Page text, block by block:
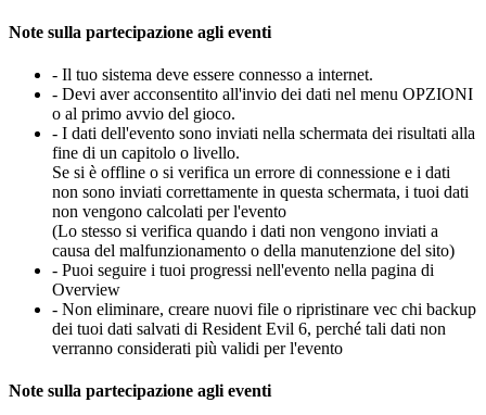
Note sulla partecipazione agli eventi
- Il tuo sistema deve essere connesso a internet.
- Devi aver acconsentito all'invio dei dati nel menu OPZIONI
o al primo avvio del gioco.
- I dati dell'evento sono inviati nella schermata dei risultati alla
fine di un capitolo o livello.
Se si è offline o si verifica un errore di connessione e i dati
non sono inviati correttamente in questa schermata, i tuoi dati
non vengono calcolati per l'evento
(Lo stesso si verifica quando i dati non vengono inviati a
causa del malfunzionamento o della manutenzione del sito)
- Puoi seguire i tuoi progressi nell'evento nella pagina di
Overview
- Non eliminare, creare nuovi file o ripristinare vec chi backup
dei tuoi dati salvati di Resident Evil 6, perché tali dati non
verranno considerati più validi per l'evento
Note sulla partecipazione agli eventi